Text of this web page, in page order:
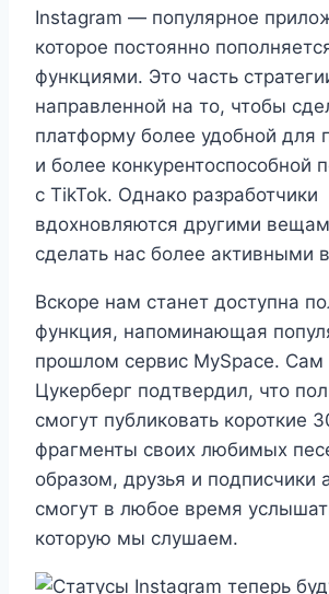
Instagram — популярное
которое постоянно
функциями. Это часть
направленной на то, чтобы
платформу более удобной для
и более конкурентоспособной
с TikTok. Однако разработчики
вдохновляются другими
сделать нас более активными
Вскоре нам станет доступна
функция, напоминающая
прошлом сервис MySpace.
Цукерберг подтвердил, что
смогут публиковать короткие
фрагменты своих любимых
образом, друзья и подписчики
смогут в любое время
которую мы слушаем.